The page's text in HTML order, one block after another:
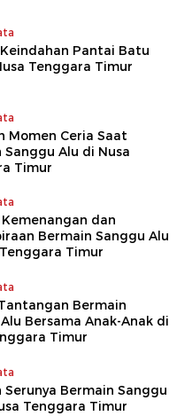
Pantai Batu
Tenggara Timur
Momen Ceria Saat
Sanggu Alu di Nusa
Timur
dan
Bermain Sanggu Alu
Timur
Bermain
Bersama Anak-Anak di
Timur
Serunya Bermain Sanggu
Tenggara Timur